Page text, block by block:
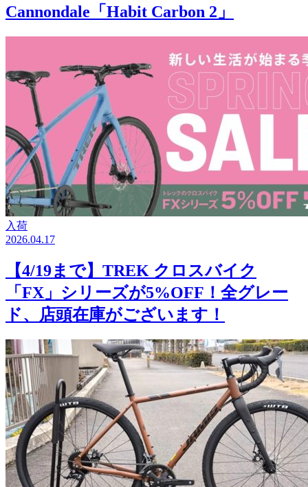
Cannondale「Habit Carbon 2」
入荷
2026.04.17
【4/19まで】TREK クロスバイク
「FX」シリーズが5%OFF！全グレー
ド、店頭在庫がございます！